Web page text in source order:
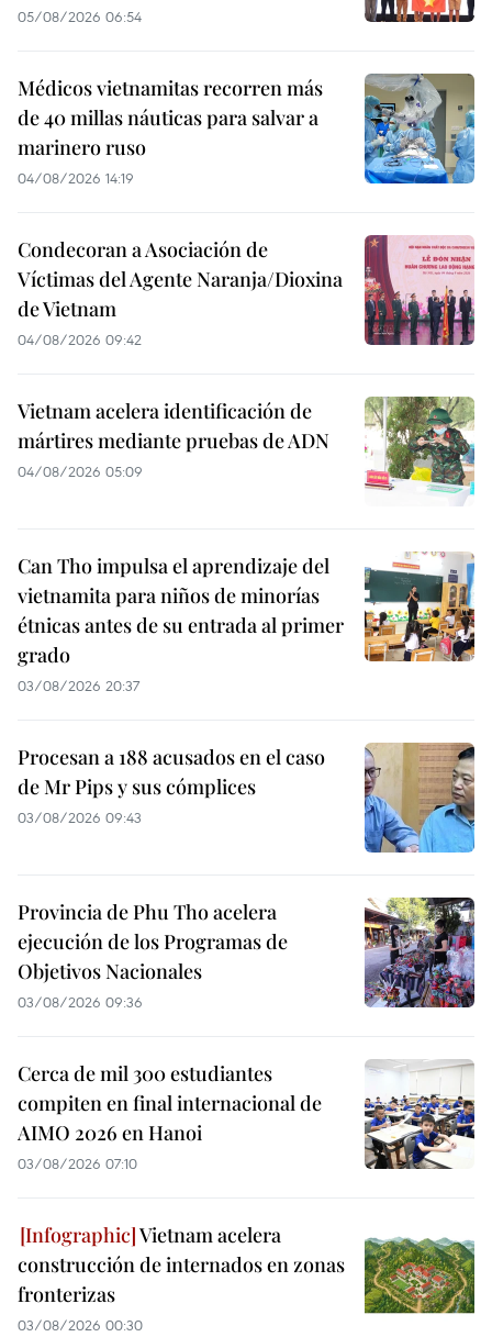
05/08/2026 06:54
Médicos vietnamitas recorren más
de 40 millas náuticas para salvar a
marinero ruso
04/08/2026 14:19
Condecoran a Asociación de
Víctimas del Agente Naranja/Dioxina
de Vietnam
04/08/2026 09:42
Vietnam acelera identificación de
mártires mediante pruebas de ADN
04/08/2026 05:09
Can Tho impulsa el aprendizaje del
vietnamita para niños de minorías
étnicas antes de su entrada al primer
grado
03/08/2026 20:37
Procesan a 188 acusados en el caso
de Mr Pips y sus cómplices
03/08/2026 09:43
Provincia de Phu Tho acelera
ejecución de los Programas de
Objetivos Nacionales
03/08/2026 09:36
Cerca de mil 300 estudiantes
compiten en final internacional de
AIMO 2026 en Hanoi
03/08/2026 07:10
Vietnam acelera
construcción de internados en zonas
fronterizas
03/08/2026 00:30